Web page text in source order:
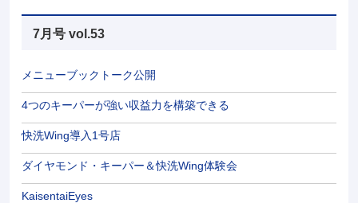
7月号 vol.53
メニューブックトーク公開
4つのキーパーが強い収益力を構築できる
快洗Wing導入1号店
ダイヤモンド・キーパー＆快洗Wing体験会
KaisentaiEyes